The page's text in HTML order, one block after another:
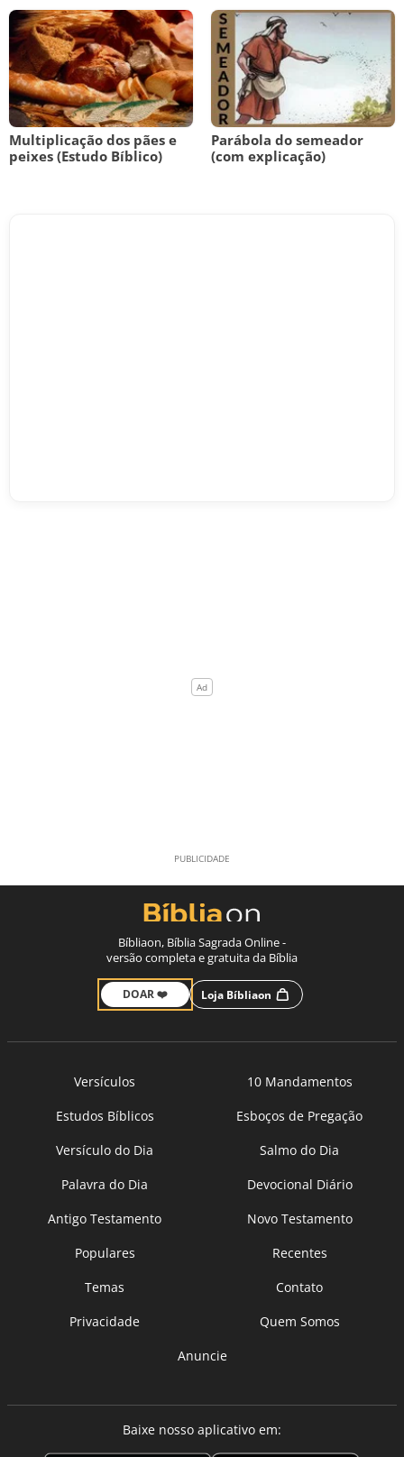
Multiplicação dos pães e
peixes (Estudo Bíblico)
Parábola do semeador
(com explicação)
Bíbliaon, Bíblia Sagrada Online -
versão completa e gratuita da Bíblia
DOAR ❤️ Loja Bíbliaon
Versículos
10 Mandamentos
Estudos Bíblicos
Esboços de Pregação
Versículo do Dia
Salmo do Dia
Palavra do Dia
Devocional Diário
Antigo Testamento
Novo Testamento
Populares
Recentes
Temas
Contato
Privacidade
Quem Somos
Anuncie
Baixe nosso aplicativo em: